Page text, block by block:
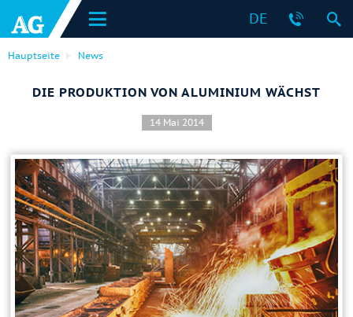
DE
Hauptseite News
DIE PRODUKTION VON ALUMINIUM WÄCHST
14 Mai 2014